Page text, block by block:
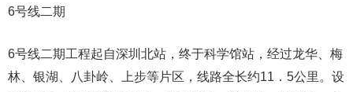
6号线二期
6号线二期工程起自深圳北站，终于科学馆站，经过龙华、梅
林、银湖、八卦岭、上步等片区，线路全长约11．5公里。设